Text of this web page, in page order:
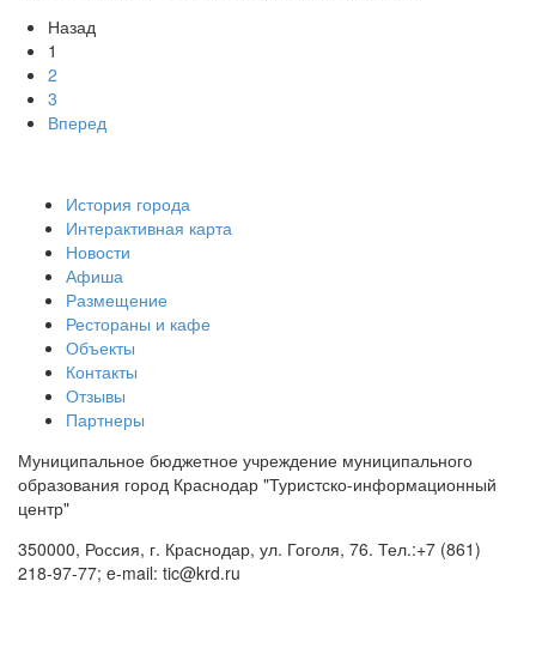
Назад
1
2
3
Вперед
История города
Интерактивная карта
Новости
Афиша
Размещение
Рестораны и кафе
Объекты
Контакты
Отзывы
Партнеры
Муниципальное бюджетное учреждение муниципального
образования город Краснодар "Туристско-информационный
центр"
350000, Россия, г. Краснодар, ул. Гоголя, 76. Тел.:+7 (861)
218-97-77; e-mail: tic@krd.ru